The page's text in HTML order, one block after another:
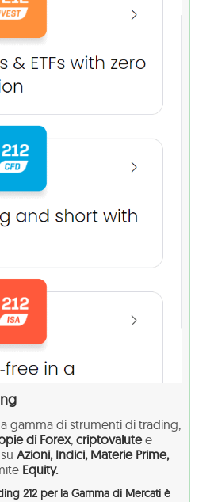
gamma di strumenti di trading,
di Forex, criptovalutee
Azioni, Indici, Materie Prime,
Equity.
212 per la Gamma di Mercati è